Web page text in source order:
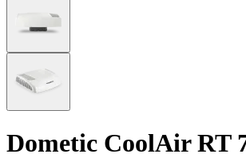
Dometic CoolAir RT